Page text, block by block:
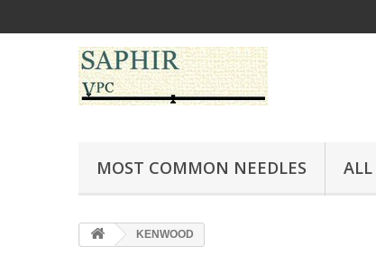
MOST COMMON NEEDLES
KENWOOD